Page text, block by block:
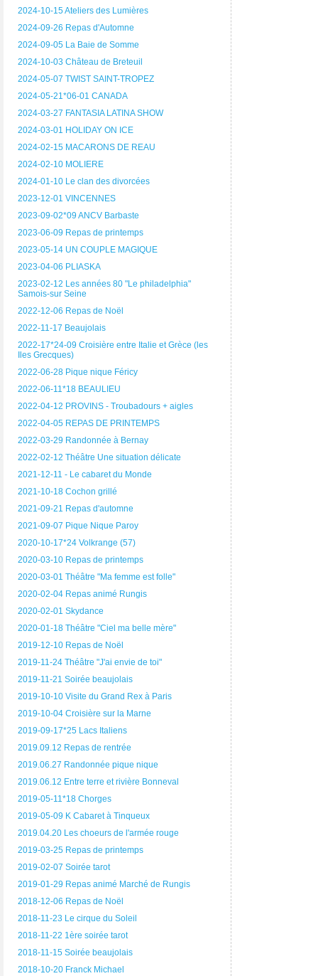
2024-10-15 Ateliers des Lumières
2024-09-26 Repas d'Automne
2024-09-05 La Baie de Somme
2024-10-03 Château de Breteuil
2024-05-07 TWIST SAINT-TROPEZ
2024-05-21*06-01 CANADA
2024-03-27 FANTASIA LATINA SHOW
2024-03-01 HOLIDAY ON ICE
2024-02-15 MACARONS DE REAU
2024-02-10 MOLIERE
2024-01-10 Le clan des divorcées
2023-12-01 VINCENNES
2023-09-02*09 ANCV Barbaste
2023-06-09 Repas de printemps
2023-05-14 UN COUPLE MAGIQUE
2023-04-06 PLIASKA
2023-02-12 Les années 80 "Le philadelphia"
Samois-sur Seine
2022-12-06 Repas de Noël
2022-11-17 Beaujolais
2022-17*24-09 Croisière entre Italie et Grèce (les
Iles Grecques)
2022-06-28 Pique nique Féricy
2022-06-11*18 BEAULIEU
2022-04-12 PROVINS - Troubadours + aigles
2022-04-05 REPAS DE PRINTEMPS
2022-03-29 Randonnée à Bernay
2022-02-12 Théâtre Une situation délicate
2021-12-11 - Le cabaret du Monde
2021-10-18 Cochon grillé
2021-09-21 Repas d'automne
2021-09-07 Pique Nique Paroy
2020-10-17*24 Volkrange (57)
2020-03-10 Repas de printemps
2020-03-01 Théâtre "Ma femme est folle"
2020-02-04 Repas animé Rungis
2020-02-01 Skydance
2020-01-18 Théâtre "Ciel ma belle mère"
2019-12-10 Repas de Noël
2019-11-24 Théâtre "J'ai envie de toi"
2019-11-21 Soirée beaujolais
2019-10-10 Visite du Grand Rex à Paris
2019-10-04 Croisière sur la Marne
2019-09-17*25 Lacs Italiens
2019.09.12 Repas de rentrée
2019.06.27 Randonnée pique nique
2019.06.12 Entre terre et rivière Bonneval
2019-05-11*18 Chorges
2019-05-09 K Cabaret à Tinqueux
2019.04.20 Les choeurs de l'armée rouge
2019-03-25 Repas de printemps
2019-02-07 Soirée tarot
2019-01-29 Repas animé Marché de Rungis
2018-12-06 Repas de Noël
2018-11-23 Le cirque du Soleil
2018-11-22 1ère soirée tarot
2018-11-15 Soirée beaujolais
2018-10-20 Franck Michael